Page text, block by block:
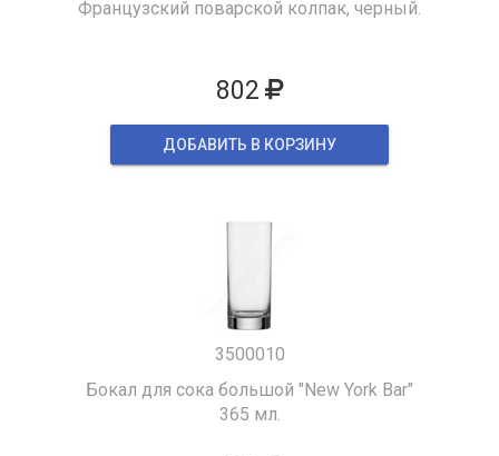
Французский поварской колпак, черный.
802
ДОБАВИТЬ В КОРЗИНУ
3500010
Бокал для сока большой "New York Bar"
365 мл.